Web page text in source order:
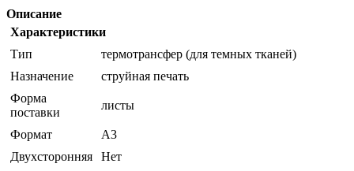
Описание
Характеристики
Тип
термотрансфер (для темных тканей)
Назначение
струйная печать
Форма
поставки
листы
Формат
A3
Двухсторонняя
Нет